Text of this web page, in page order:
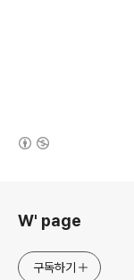
W' page
구독하기